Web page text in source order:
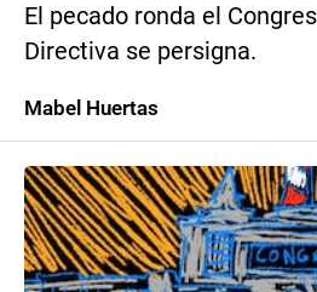
El pecado ronda el
Directiva se persigna.
Mabel Huertas